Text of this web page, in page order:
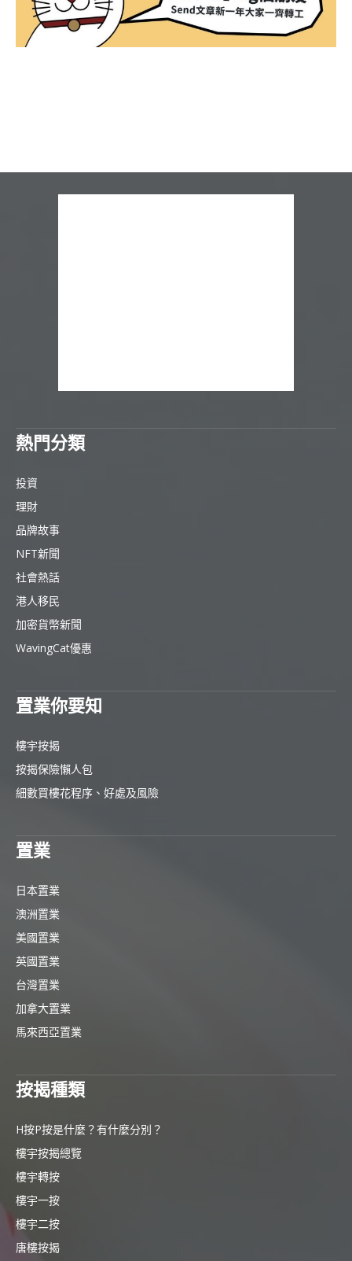
熱門分類
投資
理財
品牌故事
NFT新聞
社會熱話
港人移民
加密貨幣新聞
WavingCat優惠
置業你要知
樓宇按揭
按揭保險懶人包
細數買樓花程序、好處及風險
置業
日本置業
澳洲置業
美國置業
英國置業
台灣置業
加拿大置業
馬來西亞置業
按揭種類
H按P按是什麼？有什麼分別？
樓宇按揭總覽
樓宇轉按
樓宇一按
樓宇二按
唐樓按揭